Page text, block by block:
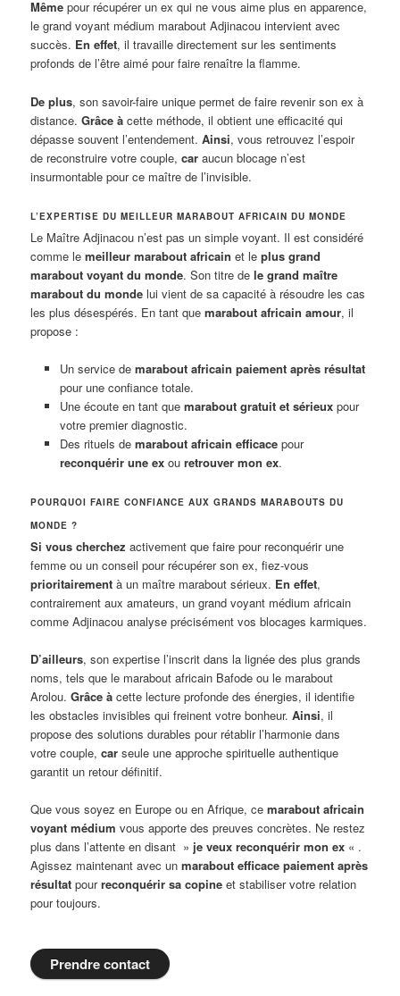
Même pour récupérer un ex qui ne vous aime plus en apparence,
le grand voyant médium marabout Adjinacou intervient avec
succès. En effet, il travaille directement sur les sentiments
profonds de l’être aimé pour faire renaître la flamme.
De plus, son savoir-faire unique permet de faire revenir son ex à
distance.Grâce à cette méthode, il obtient une efficacité qui
dépasse souvent l’entendement.Ainsi, vous retrouvez l’espoir
de reconstruire votre couple,car aucun blocage n’est
insurmontable pour ce maître de l’invisible.
L’EXPERTISE DU MEILLEUR MARABOUT AFRICAIN DU MONDE
Le Maître Adjinacou n’est pas un simple voyant. Il est considéré
comme lemeilleur marabout africain et leplus grand
marabout voyant du monde. Son titre dele grand maître
marabout du monde lui vient de sa capacité à résoudre les cas
les plus désespérés. En tant quemarabout africain amour, il
propose :
Un service de marabout africain paiement après résultat
pour une confiance totale.
Une écoute en tant que marabout gratuit et sérieuxpour
votre premier diagnostic.
Des rituels de marabout africain efficacepour
reconquérir une exou retrouver mon ex.
POURQUOI FAIRE CONFIANCE AUX GRANDS MARABOUTS DU
MONDE ?
Si vous cherchez activement que faire pour reconquérir une
femme ou un conseil pour récupérer son ex, fiez-vous
prioritairement à un maître marabout sérieux. En effet,
contrairement aux amateurs, un grand voyant médium africain
comme Adjinacou analyse précisément vos blocages karmiques.
D’ailleurs, son expertise l’inscrit dans la lignée des plus grands
noms, tels que le marabout africain Bafode ou le marabout
Arolou.Grâce à cette lecture profonde des énergies, il identifie
les obstacles invisibles qui freinent votre bonheur.Ainsi, il
propose des solutions durables pour rétablir l’harmonie dans
votre couple,car seule une approche spirituelle authentique
garantit un retour définitif.
Que vous soyez en Europe ou en Afrique, cemarabout africain
voyant médium vous apporte des preuves concrètes. Ne restez
plus dans l’attente en disant » je veux reconquérir mon ex « .
Agissez maintenant avec unmarabout efficace paiement après
résultat pourreconquérir sa copine et stabiliser votre relation
pour toujours.
Prendre contact